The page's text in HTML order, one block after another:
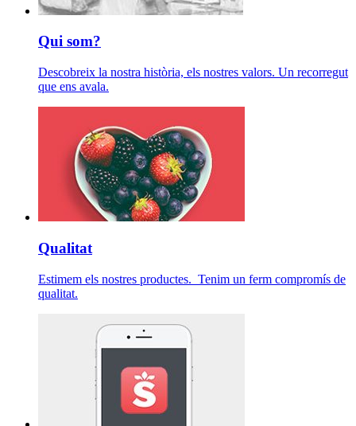
Qui som?
Descobreix la nostra història, els nostres valors. Un recorregut
que ens avala.
Qualitat
Estimem els nostres productes. Tenim un ferm compromís de
qualitat.